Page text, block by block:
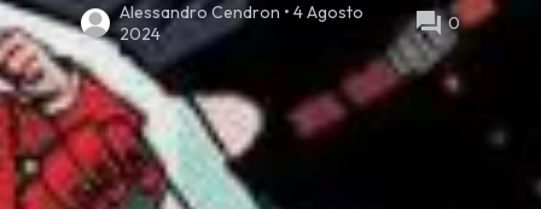
Alessandro Cendron • 4 Agosto
2024
forum 0